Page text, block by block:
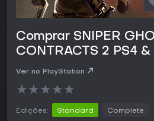
Comprar SNIPER
CONTRACTS 2 PS4 &
Ver no PlayStation
★★★★★
Edições: Standard Complete